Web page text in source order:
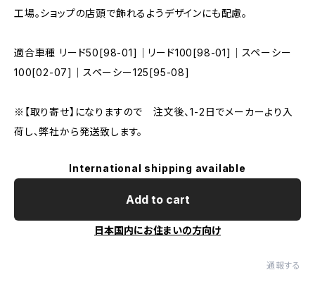
工場。ショップの店頭で飾れるようデザインにも配慮。
適合車種 リード50[98-01]｜リード100[98-01]｜スペーシー
100[02-07]｜スペーシー125[95-08]
※【取り寄せ】になりますので 注文後、1-2日でメーカーより入
荷し、弊社から発送致します。
International shipping available
Add to cart
日本国内にお住まいの方向け
通報する